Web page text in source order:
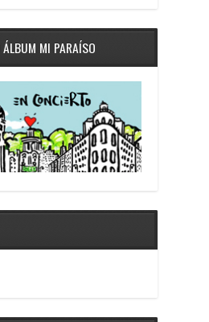
MI PARAÍSO